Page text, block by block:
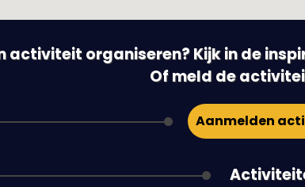
activiteit organiseren? Kijk in de
Of meld de
Aanmelden